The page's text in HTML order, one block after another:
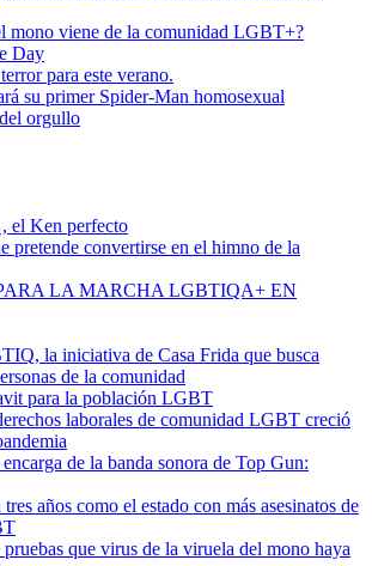
mono viene de la comunidad LGBT+?
Day
para este verano.
su primer Spider-Man homosexual
orgullo
el Ken perfecto
pretende convertirse en el himno de la
LA MARCHA LGBTIQA+ EN
la iniciativa de Casa Frida que busca
de la comunidad
para la población LGBT
laborales de comunidad LGBT creció
de la banda sonora de Top Gun:
años como el estado con más asesinatos de
que virus de la viruela del mono haya